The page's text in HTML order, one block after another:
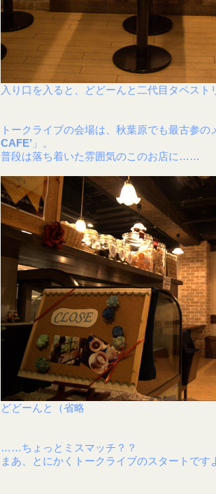
入り口を入ると、どどーんと二代目タペスト
トークライブの会場は、秋葉原でも最古参の
CAFE’ 」。
普段は落ち着いた雰囲気のこのお店に……
どどーんと（省略
……ちょっとミスマッチ？？
まあ、とにかくトークライブのスタートです